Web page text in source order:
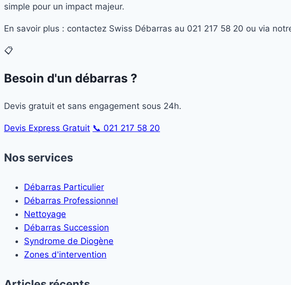
simple pour un impact majeur.
En savoir plus : contactez Swiss Débarras au 021 217 58 20 ou via
📋
Besoin d'un débarras ?
Devis gratuit et sans engagement sous 24h.
Devis Express Gratuit 📞 021 217 58 20
Nos services
Débarras Particulier
Débarras Professionnel
Nettoyage
Débarras Succession
Syndrome de Diogène
Zones d'intervention